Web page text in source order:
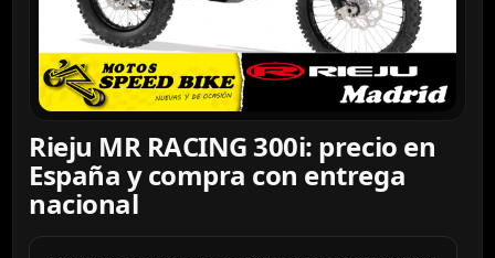
Rieju MR RACING 300i: precio en
España y compra con entrega
nacional